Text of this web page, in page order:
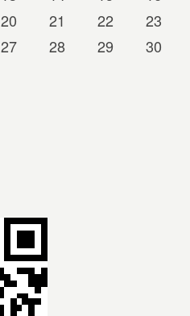
20 21 22
23
27 28 29
30